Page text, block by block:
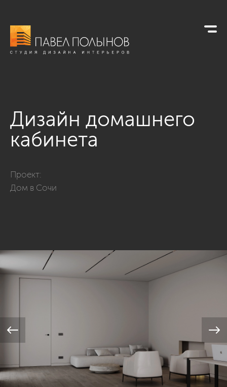
Дизайн домашнего
кабинета
Проект:
Дом в Сочи